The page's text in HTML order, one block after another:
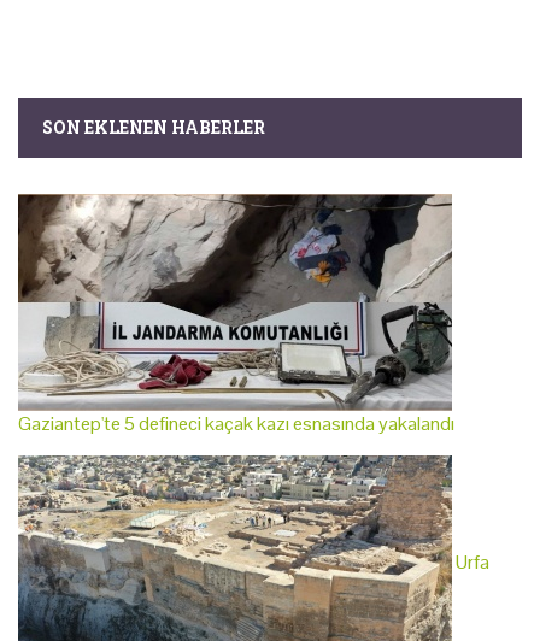
SON EKLENEN HABERLER
Gaziantep'te 5 defineci kaçak kazı esnasında yakalandı
Urfa